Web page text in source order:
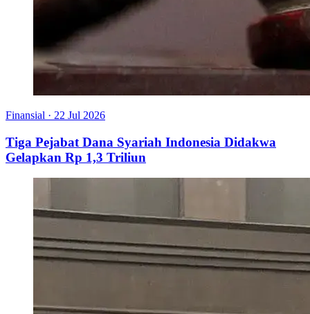
Finansial · 22 Jul 2026
Tiga Pejabat Dana Syariah Indonesia Didakwa
Gelapkan Rp 1,3 Triliun